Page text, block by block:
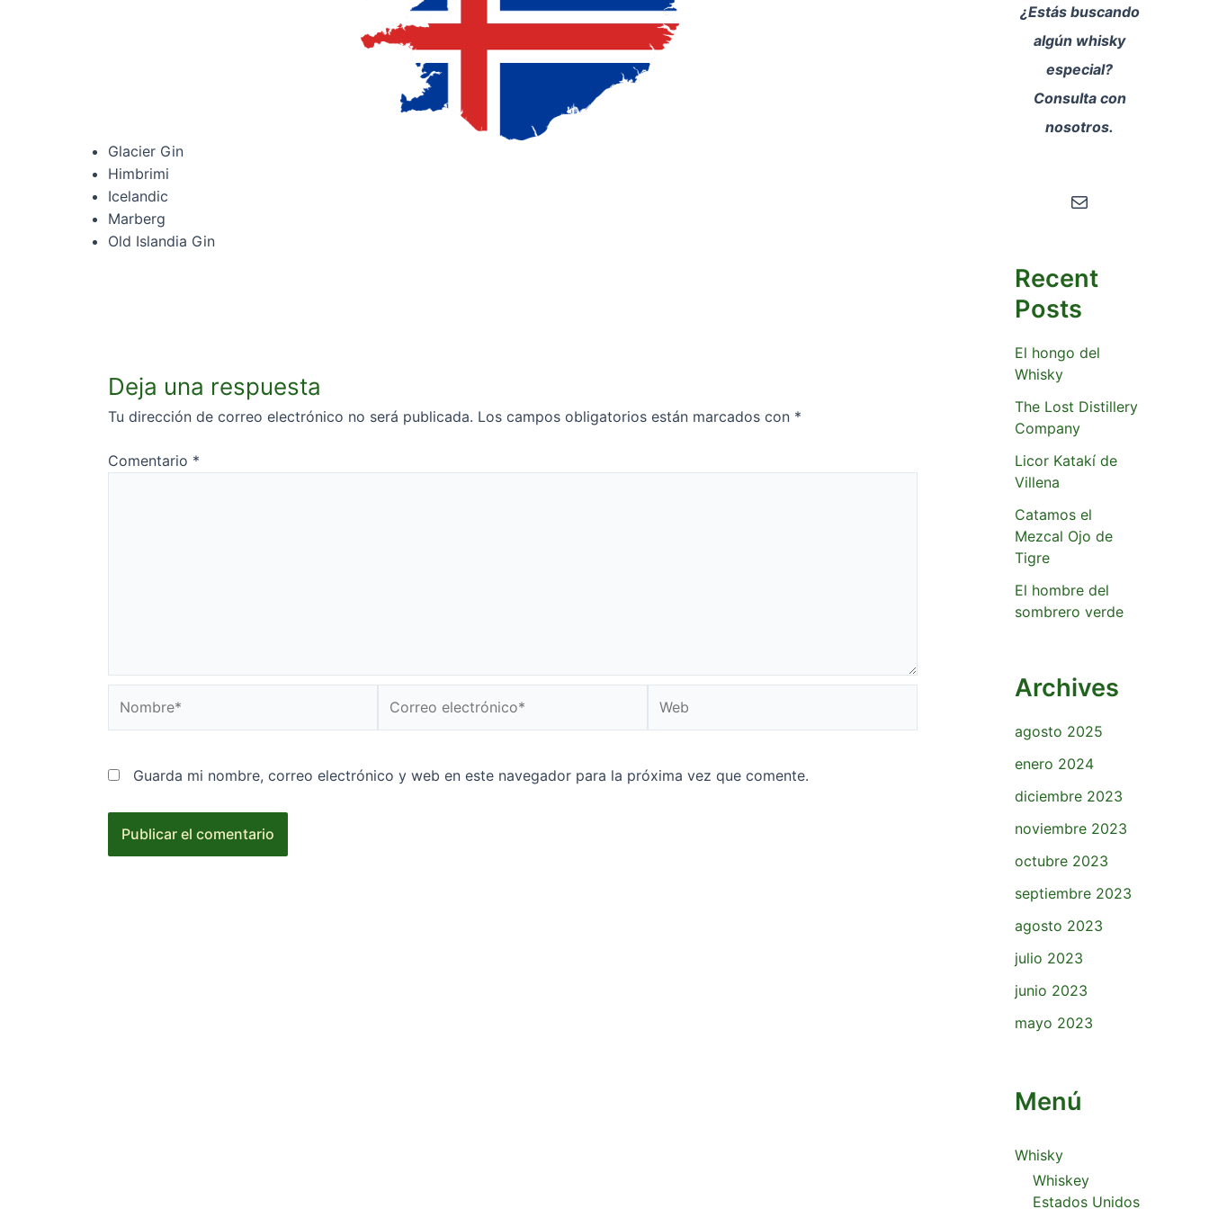
Glacier Gin
Himbrimi
Icelandic
Marberg
Old Islandia Gin
Deja una respuesta
Tu dirección de correo electrónico no será publicada. Los campos obligatorios están marcados con *
Comentario *
electrónico*
Guarda mi nombre, correo electrónico y web en este navegador para la próxima vez que comente.
¿Estás buscando
algún whisky
especial?
Consulta con
nosotros.
Correo electrónico
Recent
Posts
El hongo del
Whisky
The Lost Distillery
Company
Licor Katakí de
Villena
Catamos el
Mezcal Ojo de
Tigre
El hombre del
sombrero verde
Archives
agosto 2025
enero 2024
diciembre 2023
noviembre 2023
octubre 2023
septiembre 2023
agosto 2023
julio 2023
junio 2023
mayo 2023
Menú
Whisky
Whiskey
Estados Unidos